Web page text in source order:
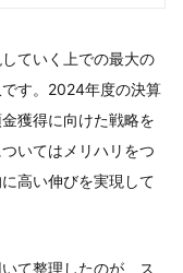
ていく上での最大の
す。2024年度の決算
獲得に向けた戦略を
いてはメリハリをつ
高い伸びを実現して
て整理したのが、ス